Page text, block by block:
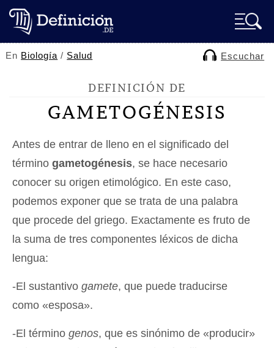
En Biología / Salud Escuchar
DEFINICIÓN DE
GAMETOGÉNESIS
Antes de entrar de lleno en el significado del
término gametogénesis, se hace necesario
conocer su origen etimológico. En este caso,
podemos exponer que se trata de una palabra
que procede del griego. Exactamente es fruto de
la suma de tres componentes léxicos de dicha
lengua:
-El sustantivo gamete, que puede traducirse
como «esposa».
-El término genos, que es sinónimo de «producir»